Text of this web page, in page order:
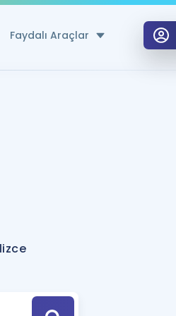
Faydalı Araçlar
Hesaplama Aracı
için Öneriler
Tek Takvimde